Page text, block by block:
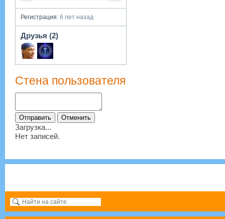
Регистрация:6 лет назад
Друзья (2)
Стена пользователя
Загрузка...
Нет записей.